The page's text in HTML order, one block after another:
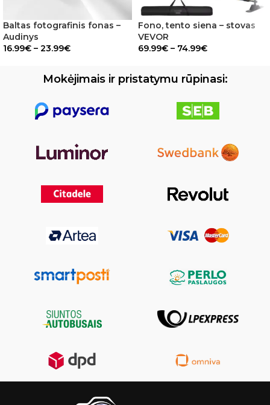
Baltas fotografinis fonas –
Audinys
16.99€ – 23.99€
Fono, tento siena – stovas
VEVOR
69.99€ – 74.99€
Mokėjimais ir pristatymu rūpinasi: